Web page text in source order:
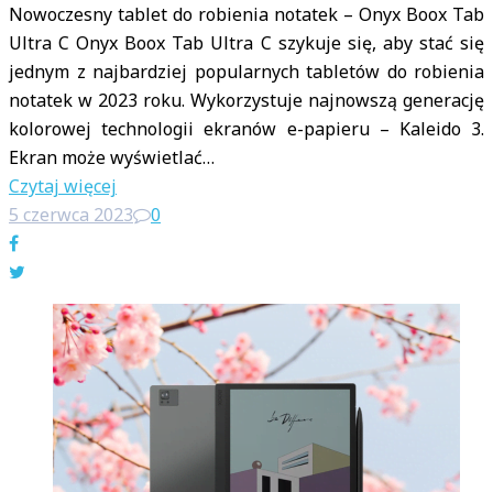
Nowoczesny tablet do robienia notatek – Onyx Boox Tab
Ultra C Onyx Boox Tab Ultra C szykuje się, aby stać się
jednym z najbardziej popularnych tabletów do robienia
notatek w 2023 roku. Wykorzystuje najnowszą generację
kolorowej technologii ekranów e-papieru – Kaleido 3.
Ekran może wyświetlać…
Czytaj więcej
5 czerwca 2023
0
Facebook